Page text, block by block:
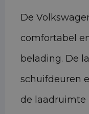
De
comfortabel
belading. De
schuifdeuren
de laadruimte